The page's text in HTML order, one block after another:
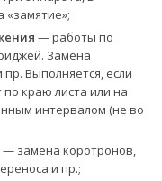
«замятие»;
— работы по
Замена
Выполняется, если
краю листа или на
интервалом (не во
— замена коротронов,
и пр.;